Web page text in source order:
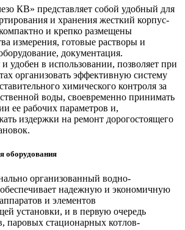
КВ» представляет собой удобный для
и хранения жесткий корпус-
и крепко размещены
измерения, готовые растворы и
документация.
удобен в использовании, позволяет при
организовать эффективную систему
химического контроля за
воды, своевременно принимать
ее рабочих параметров и,
издержки на ремонт дорогостоящего
оборудования
организованный водно-
надежную и экономичную
и элементов
установки, и в первую очередь
паровых стационарных котлов-